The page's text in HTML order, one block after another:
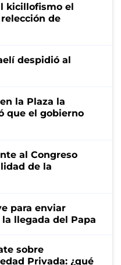
kicillofismo el
de
despidió al
la Plaza la
que el gobierno
al Congreso
de la
para enviar
llegada del Papa
sobre
Privada: ¿qué